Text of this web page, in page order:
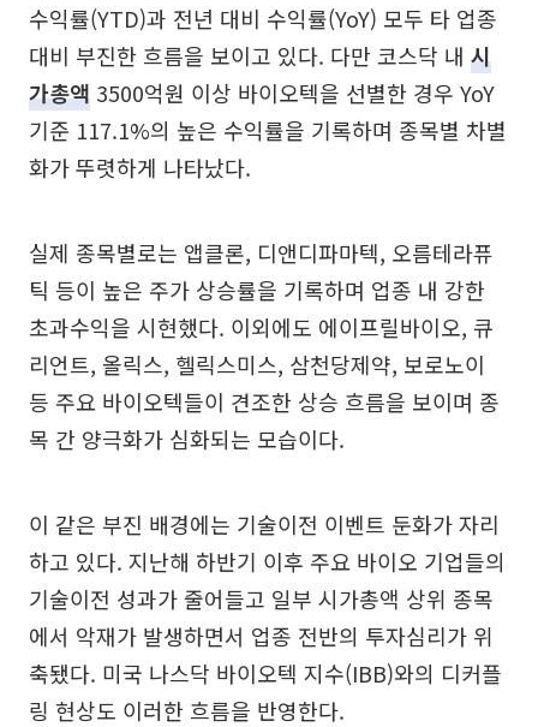
수익률(YTD)과 전년 대비 수익률(YoY) 모두 타 업종
대비 부진한 흐름을 보이고 있다. 다만 코스닥 내 시
가총액 3500억원 이상 바이오텍을 선별한 경우 YoY
기준 117.1%의 높은 수익률을 기록하며 종목별 차별
화가 뚜렷하게 나타났다.
실제 종목별로는 앱클론, 디앤디파마텍, 오름테라퓨
틱 등이 높은 주가 상승률을 기록하며 업종 내 강한
초과수익을 시현했다. 이외에도 에이프릴바이오, 큐
리언트, 올릭스, 헬릭스미스, 삼천당제약, 보로노이
등 주요 바이오텍들이 견조한 상승 흐름을 보이며 종
목 간 양극화가 심화되는 모습이다.
이 같은 부진 배경에는 기술이전 이벤트 둔화가 자리
하고 있다. 지난해 하반기 이후 주요 바이오 기업들의
기술이전 성과가 줄어들고 일부 시가총액 상위 종목
에서 악재가 발생하면서 업종 전반의 투자심리가 위
축됐다. 미국 나스닥 바이오텍 지수(IBB)와의 디커플
링 현상도 이러한 흐름을 반영한다.